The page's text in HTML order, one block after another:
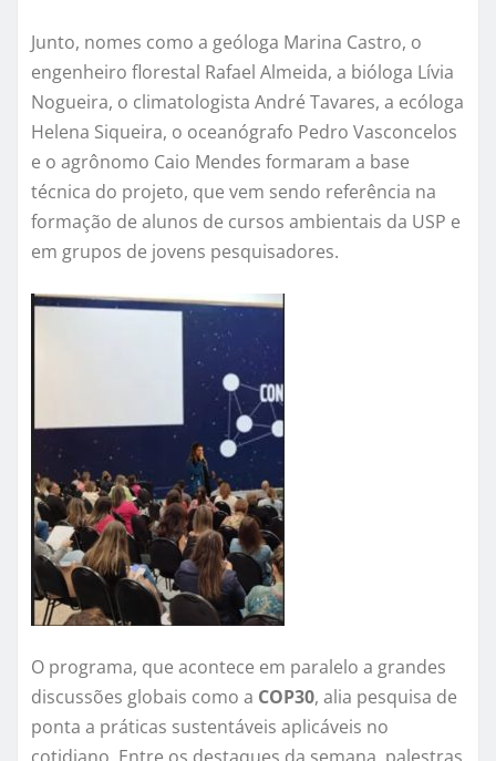
Junto, nomes como a geóloga Marina Castro, o
engenheiro florestal Rafael Almeida, a bióloga Lívia
Nogueira, o climatologista André Tavares, a ecóloga
Helena Siqueira, o oceanógrafo Pedro Vasconcelos
e o agrônomo Caio Mendes formaram a base
técnica do projeto, que vem sendo referência na
formação de alunos de cursos ambientais da USP e
em grupos de jovens pesquisadores.
O programa, que acontece em paralelo a grandes
discussões globais como a COP30, alia pesquisa de
ponta a práticas sustentáveis aplicáveis no